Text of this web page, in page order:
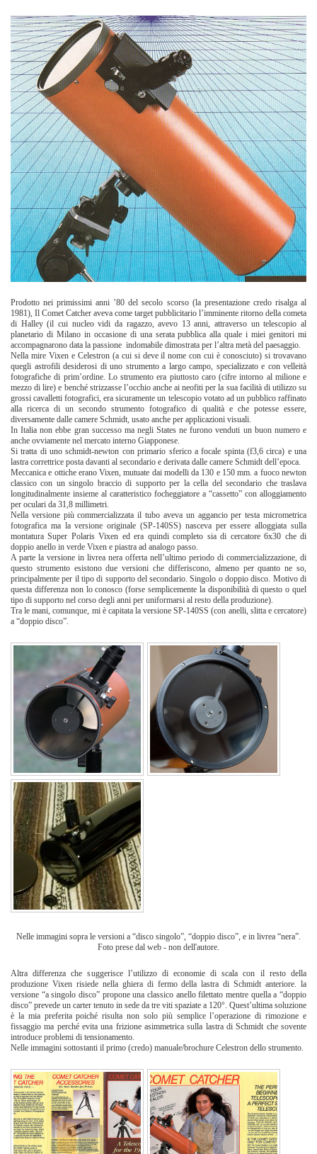
Prodotto nei primissimi anni ’80 del secolo scorso (la presentazione credo risalga al
1981), Il Comet Catcher aveva come target pubblicitario l’imminente ritorno della cometa
di Halley (il cui nucleo vidi da ragazzo, avevo 13 anni, attraverso un telescopio al
planetario di Milano in occasione di una serata pubblica alla quale i miei genitori mi
accompagnarono data la passione indomabile dimostrata per l’altra metà del paesaggio.
Nella mire Vixen e Celestron (a cui si deve il nome con cui è conosciuto) si trovavano
quegli astrofili desiderosi di uno strumento a largo campo, specializzato e con velleità
fotografiche di prim’ordine. Lo strumento era piuttosto caro (cifre intorno al milione e
mezzo di lire) e benché strizzasse l’occhio anche ai neofiti per la sua facilità di utilizzo su
grossi cavalletti fotografici, era sicuramente un telescopio votato ad un pubblico raffinato
alla ricerca di un secondo strumento fotografico di qualità e che potesse essere,
diversamente dalle camere Schmidt, usato anche per applicazioni visuali.
In Italia non ebbe gran successo ma negli States ne furono venduti un buon numero e
anche ovviamente nel mercato interno Giapponese.
Si tratta di uno schmidt-newton con primario sferico a focale spinta (f3,6 circa) e una
lastra correttrice posta davanti al secondario e derivata dalle camere Schmidt dell’epoca.
Meccanica e ottiche erano Vixen, mutuate dai modelli da 130 e 150 mm. a fuoco newton
classico con un singolo braccio di supporto per la cella del secondario che traslava
longitudinalmente insieme al caratteristico focheggiatore a “cassetto” con alloggiamento
per oculari da 31,8 millimetri.
Nella versione più commercializzata il tubo aveva un aggancio per testa micrometrica
fotografica ma la versione originale (SP-140SS) nasceva per essere alloggiata sulla
montatura Super Polaris Vixen ed era quindi completo sia di cercatore 6x30 che di
doppio anello in verde Vixen e piastra ad analogo passo.
A parte la versione in livrea nera offerta nell’ultimo periodo di commercializzazione, di
questo strumento esistono due versioni che differiscono, almeno per quanto ne so,
principalmente per il tipo di supporto del secondario. Singolo o doppio disco. Motivo di
questa differenza non lo conosco (forse semplicemente la disponibilità di questo o quel
tipo di supporto nel corso degli anni per uniformarsi al resto della produzione).
Tra le mani, comunque, mi è capitata la versione SP-140SS (con anelli, slitta e cercatore)
a “doppio disco”.
Nelle immagini sopra le versioni a “disco singolo”, “doppio disco”, e in livrea “nera”.
Foto prese dal web - non dell'autore.
Altra differenza che suggerisce l’utilizzo di economie di scala con il resto della
produzione Vixen risiede nella ghiera di fermo della lastra di Schmidt anteriore. la
versione “a singolo disco” propone una classico anello filettato mentre quella a “doppio
disco” prevede un carter tenuto in sede da tre viti spaziate a 120°. Quest’ultima soluzione
è la mia preferita poiché risulta non solo più semplice l’operazione di rimozione e
fissaggio ma perché evita una frizione asimmetrica sulla lastra di Schmidt che sovente
introduce problemi di tensionamento.
Nelle immagini sottostanti il primo (credo) manuale/brochure Celestron dello strumento.